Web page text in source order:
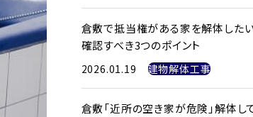
倉敷で抵当権がある家を解体した
確認すべき3つのポイント
2026.01.19 建物解体工事
倉敷「近所の空き家が危険」解体し